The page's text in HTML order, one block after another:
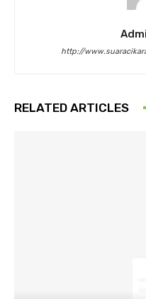
http://
RELATED ARTICLES